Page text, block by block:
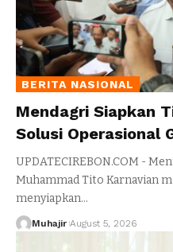
BERITA NASIONAL
Mendagri Siapkan
Solusi Operasional
UPDATECIREBON.COM -
Muhammad Tito Karnavian
menyiapkan…
Muhajir August 5, 2026